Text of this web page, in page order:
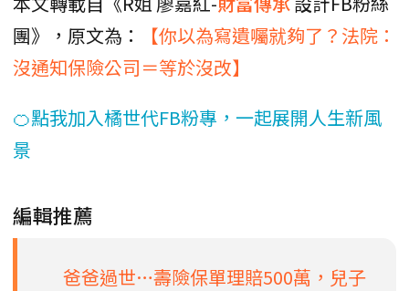
團》，原文為：
【你以為寫遺囑就夠了？法院：
沒通知保險公司＝等於沒改】
🍊點我加入橘世代FB粉專，一起展開人生新風
景
編輯推薦
爸爸過世…壽險保單理賠500萬，兒子